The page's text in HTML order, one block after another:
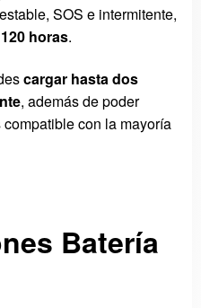
SOS e intermitente,
120 horas.
cargar hasta dos
, además de poder
con la mayoría
Batería